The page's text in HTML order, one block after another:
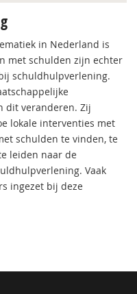
in Nederland is
met schulden zijn echter
schuldhulpverlening.
dit veranderen. Zij
lokale interventies met
schulden te vinden, te
leiden naar de
Vaak
ingezet bij deze